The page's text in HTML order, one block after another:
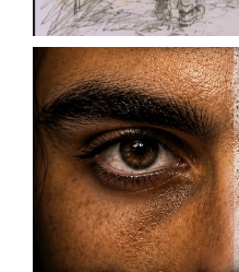
Photo
View on Facebook · Share
Scène
4 months ago
« Des cailloux dans le
Heraut– réservez vos
Vous faites quoi le 16